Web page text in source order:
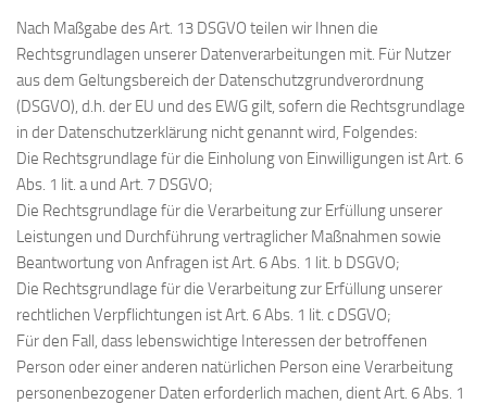
Nach Maßgabe des Art. 13 DSGVO teilen wir Ihnen die
Rechtsgrundlagen unserer Datenverarbeitungen mit. Für Nutzer
aus dem Geltungsbereich der Datenschutzgrundverordnung
(DSGVO), d.h. der EU und des EWG gilt, sofern die Rechtsgrundlage
in der Datenschutzerklärung nicht genannt wird, Folgendes:
Die Rechtsgrundlage für die Einholung von Einwilligungen ist Art. 6
Abs. 1 lit. a und Art. 7 DSGVO;
Die Rechtsgrundlage für die Verarbeitung zur Erfüllung unserer
Leistungen und Durchführung vertraglicher Maßnahmen sowie
Beantwortung von Anfragen ist Art. 6 Abs. 1 lit. b DSGVO;
Die Rechtsgrundlage für die Verarbeitung zur Erfüllung unserer
rechtlichen Verpflichtungen ist Art. 6 Abs. 1 lit. c DSGVO;
Für den Fall, dass lebenswichtige Interessen der betroffenen
Person oder einer anderen natürlichen Person eine Verarbeitung
personenbezogener Daten erforderlich machen, dient Art. 6 Abs. 1